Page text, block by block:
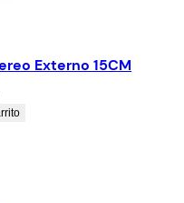
Externo 15CM